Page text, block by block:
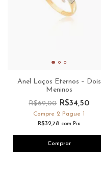
Anel Laços Eternos – Dois
Meninos
R$69,00R$34,50
Compre 2 Pague 1
R$32,78com Pix
Comprar